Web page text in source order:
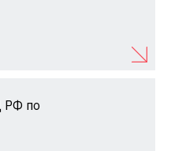
РФ по